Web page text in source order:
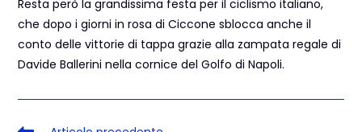
Resta però la grandissima festa per il ciclismo italiano,
che dopo i giorni in rosa di Ciccone sblocca anche il
conto delle vittorie di tappa grazie alla zampata regale di
Davide Ballerini nella cornice del Golfo di Napoli.